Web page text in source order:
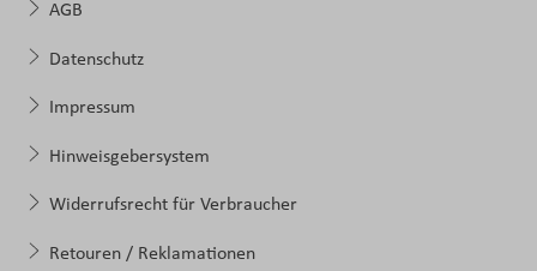
AGB
Datenschutz
Impressum
Hinweisgebersystem
Widerrufsrecht für Verbraucher
Retouren / Reklamationen